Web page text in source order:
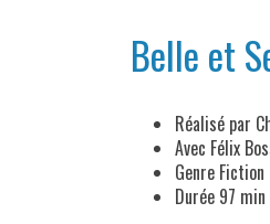
Belle et
Réalisé par
Avec Félix
Genre Fiction
Durée 97 min